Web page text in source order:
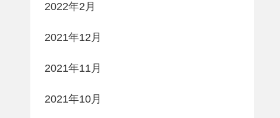
2022年2月
2021年12月
2021年11月
2021年10月